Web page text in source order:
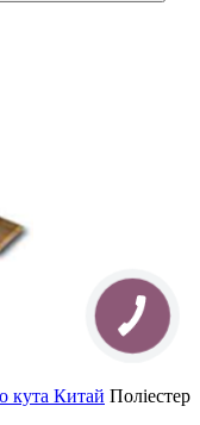
кута Китай Поліестер